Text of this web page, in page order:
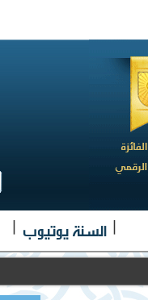
| السنة يوتيوب |